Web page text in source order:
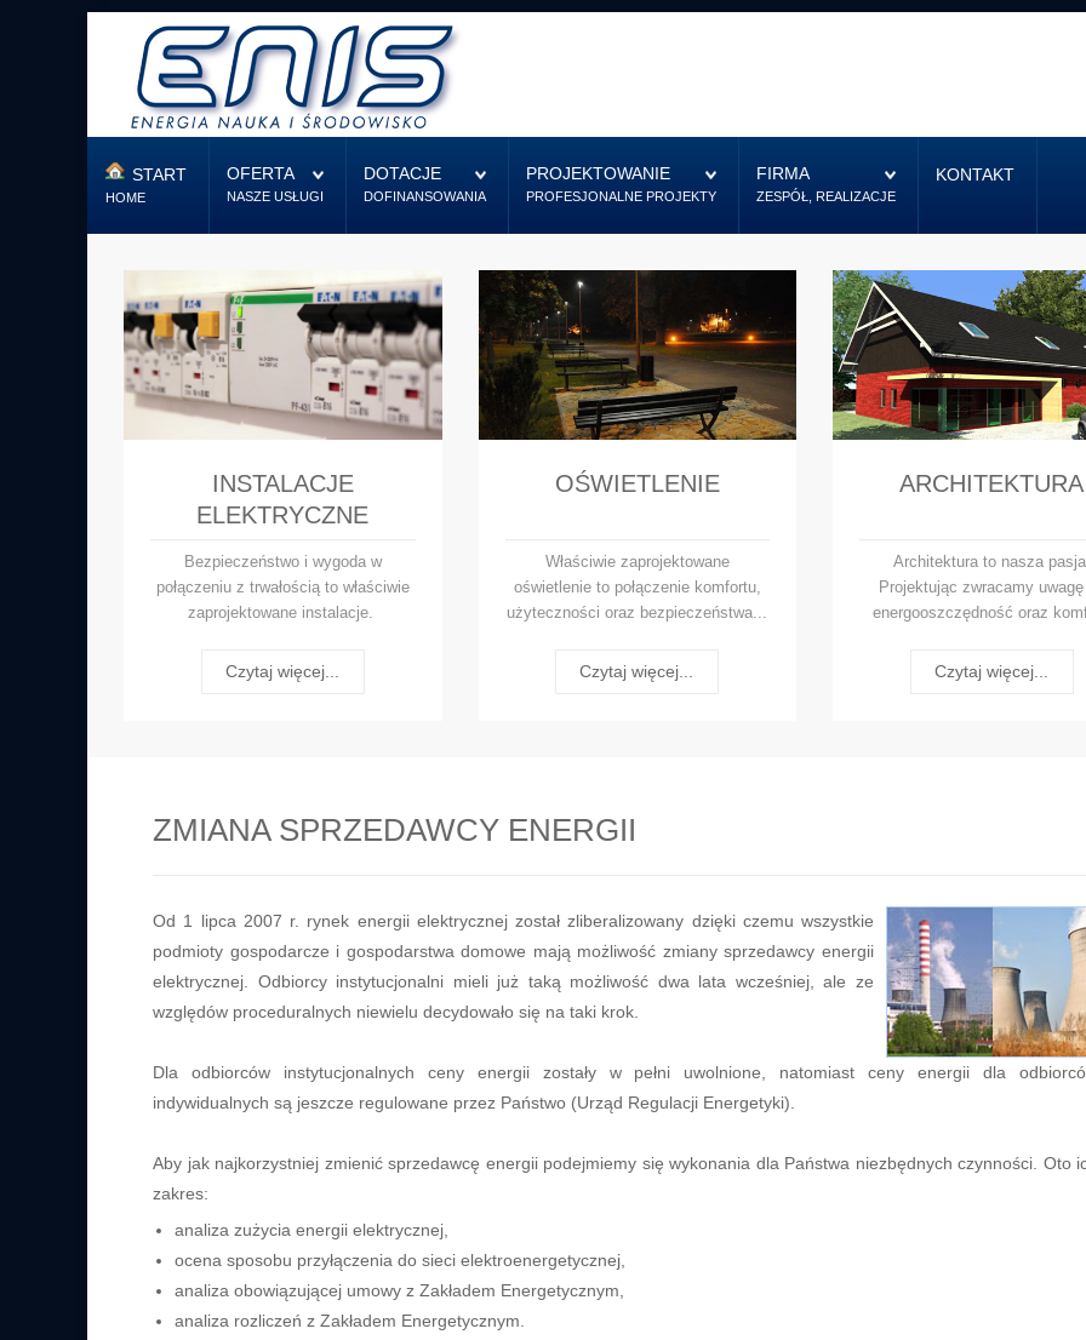
START
HOME
OFERTA
NASZE USŁUGI
DOTACJE
DOFINANSOWANIA
PROJEKTOWANIE
PROFESJONALNE PROJEKTY
FIRMA
ZESPÓŁ, REALIZACJE
KONTAKT
INSTALACJE
ELEKTRYCZNE
Bezpieczeństwo i wygoda w
połączeniu z trwałością to właściwie
zaprojektowane instalacje.
Czytaj więcej...
OŚWIETLENIE
Właściwie zaprojektowane
oświetlenie to połączenie komfortu,
użyteczności oraz bezpieczeństwa...
Czytaj więcej...
ARCHITEKTURA
Architektura to nasza
Projektując zwracamy
energooszczędność oraz
Czytaj więcej...
ZMIANA SPRZEDAWCY ENERGII
Od 1 lipca 2007 r. rynek energii elektrycznej został zliberalizowany dzięki czemu wszystkie
podmioty gospodarcze i gospodarstwa domowe mają możliwość zmiany sprzedawcy energii
elektrycznej. Odbiorcy instytucjonalni mieli już taką możliwość dwa lata wcześniej, ale ze
względów proceduralnych niewielu decydowało się na taki krok.
Dla odbiorców instytucjonalnych ceny energii zostały w pełni uwolnione, natomiast ceny energii dla
indywidualnych są jeszcze regulowane przez Państwo (Urząd Regulacji Energetyki).
Aby jak najkorzystniej zmienić sprzedawcę energii podejmiemy się wykonania dla Państwa niezbędnych czynności. Oto
zakres:
analiza zużycia energii elektrycznej,
ocena sposobu przyłączenia do sieci elektroenergetycznej,
analiza obowiązującej umowy z Zakładem Energetycznym,
analiza rozliczeń z Zakładem Energetycznym.